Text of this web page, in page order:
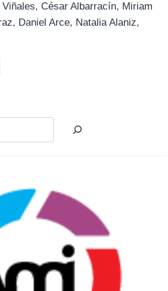
Viñales, César Albarracín, Miriam
Daniel Arce, Natalia Alaniz,